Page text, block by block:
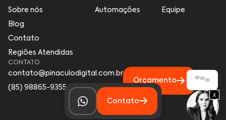
x
Sobre nós
Blog
Contato
Regiões Atendidas
Automações
Equipe
CONTATO
contato@pinaculodigital.com.br
(85) 98865-9355
Orçamento
Contato